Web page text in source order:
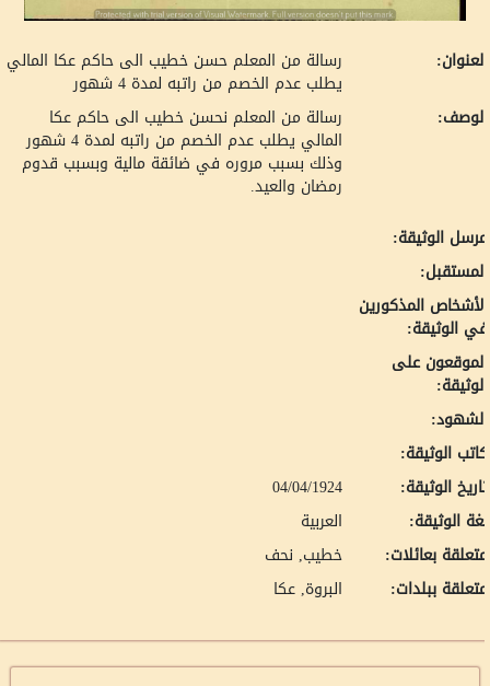
رسالة من المعلم حسن خطيب الى حاكم عكا المالي
يطلب عدم الخصم من راتبه لمدة 4 شهور
رسالة من المعلم نحسن خطيب الى حاكم عكا
المالي يطلب عدم الخصم من راتبه لمدة 4 شهور
وذلك بسبب مروره في ضائقة مالية وبسبب قدوم
رمضان والعيد.
الوثيقة:
المذكورين
الوثيقة:
على
الوثيقة:
الوثيقة:
04/04/1924
الوثيقة:
العربية
بعائلات:
خطيب, نحف
ببلدات:
البروة, عكا